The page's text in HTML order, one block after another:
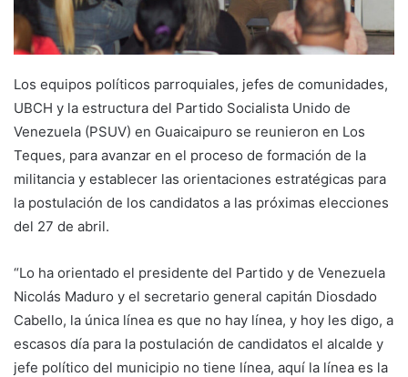
Los equipos políticos parroquiales, jefes de comunidades,
UBCH y la estructura del Partido Socialista Unido de
Venezuela (PSUV) en Guaicaipuro se reunieron en Los
Teques, para avanzar en el proceso de formación de la
militancia y establecer las orientaciones estratégicas para
la postulación de los candidatos a las próximas elecciones
del 27 de abril.
“Lo ha orientado el presidente del Partido y de Venezuela
Nicolás Maduro y el secretario general capitán Diosdado
Cabello, la única línea es que no hay línea, y hoy les digo, a
escasos día para la postulación de candidatos el alcalde y
jefe político del municipio no tiene línea, aquí la línea es la